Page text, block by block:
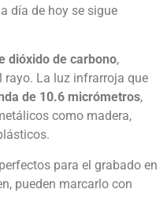
día de hoy se sigue
dióxido de carbono,
rayo. La luz infrarroja que
de 10.6 micrómetros,
como madera,
para el grabado en
pueden marcarlo con